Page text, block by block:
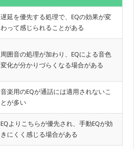
遅延を優先する処理で、EQの効果が変
わって感じられることがある
周囲音の処理が加わり、EQによる音色
変化が分かりづらくなる場合がある
音楽用のEQが通話には適用されないこ
とが多い
EQよりこちらが優先され、手動EQが効
きにくく感じる場合がある